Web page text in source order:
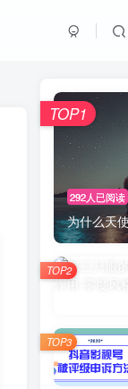
292人已阅读
为什么天
TOP1
TOP2
TOP3